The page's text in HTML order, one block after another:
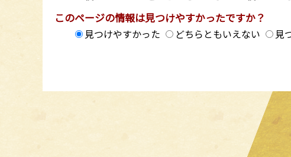
このページの情報は見つけやすかったですか？
見つけやすかった どちらともいえない 見